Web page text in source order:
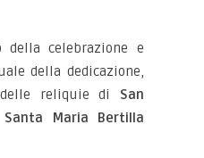
della celebrazione e
della dedicazione,
reliquie di San
Santa Maria Bertilla